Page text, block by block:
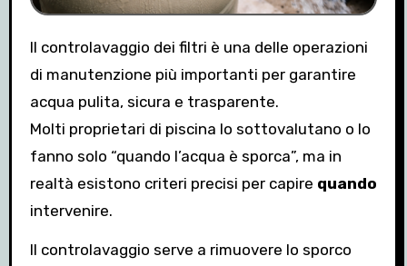
Il controlavaggio dei filtri è una delle operazioni
di manutenzione più importanti per garantire
acqua pulita, sicura e trasparente.
Molti proprietari di piscina lo sottovalutano o lo
fanno solo “quando l’acqua è sporca”, ma in
realtà esistono criteri precisi per capire quando
intervenire.
Il controlavaggio serve a rimuovere lo sporco